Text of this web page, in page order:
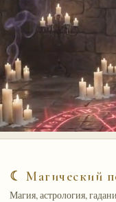
☾ Магический
Магия, астрология,